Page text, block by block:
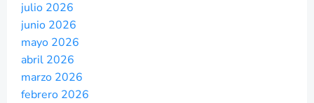
julio 2026
junio 2026
mayo 2026
abril 2026
marzo 2026
febrero 2026